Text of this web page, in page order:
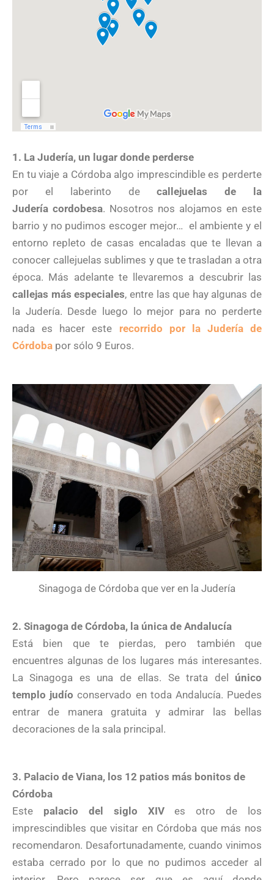
1. La Judería, un lugar donde perderse
En tu viaje a Córdoba algo imprescindible es perderte
por el laberinto decallejuelas de la
Judería cordobesa. Nosotros nos alojamos en este
barrio y no pudimos escoger mejor… el ambiente y el
entorno repleto de casas encaladas que te llevan a
conocer callejuelas sublimes y que te trasladan a otra
época. Más adelante te llevaremos a descubrir las
callejas más especiales, entre las que hay algunas de
la Judería. Desde luego lo mejor para no perderte
nada es hacer este recorrido por la Judería de
Córdoba por sólo 9 Euros.
Sinagoga de Córdoba que ver en la Judería
2. Sinagoga de Córdoba, la única de Andalucía
Está bien que te pierdas, pero también que
encuentres algunas de los lugares más interesantes.
La Sinagoga es una de ellas. Se trata del único
templo judío conservado en toda Andalucía. Puedes
entrar de manera gratuita y admirar las bellas
decoraciones de la sala principal.
3. Palacio de Viana, los 12 patios más bonitos de
Córdoba
Este palacio del siglo XIVes otro de los
imprescindibles que visitar en Córdoba que más nos
recomendaron. Desafortunadamente, cuando vinimos
estaba cerrado por lo que no pudimos acceder al